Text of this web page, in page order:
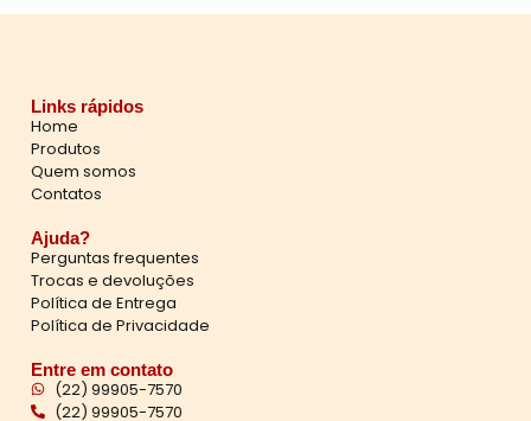
Links rápidos
Home
Produtos
Quem somos
Contatos
Ajuda?
Perguntas frequentes
Trocas e devoluções
Política de Entrega
Política de Privacidade
Entre em contato
(22) 99905-7570
(22) 99905-7570